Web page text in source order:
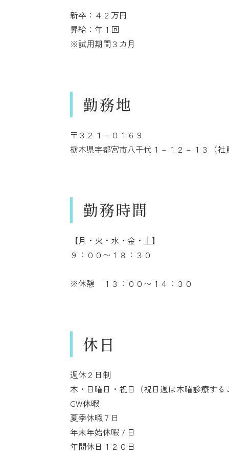
新卒：４２万円
昇給：年１回
※試用期間３カ月
勤務地
〒３２１－０１６９
栃木県宇都宮市八千代１－１２－１３（社
勤務時間
【月・火・水・金・土】
９：００〜１８：３０
※休憩 １３：００〜１４：３０
休日
週休２日制
木・日曜日・祝日（祝日週は木曜診療する
GW休暇
夏季休暇７日
年末年始休暇７日
年間休日１２０日